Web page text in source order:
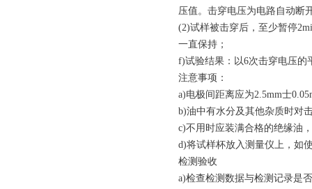
压值。击穿电压为电路自动断
(2)试样被击穿后，至少暂停
一直保持；
f)试验结果：以6次击穿电压的
注意事项：
a)电极间距离应为2.5mm士
b)油中有水分及其他杂质时对
c)不用时应装满合格的绝缘油
d)将试样杯放入测量仪上，如
检测验收
a)检查检测数据与检测记录是